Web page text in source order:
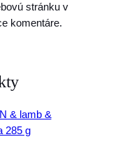
stránku v
komentáre.